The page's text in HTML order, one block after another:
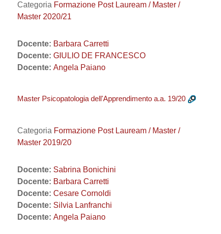
Categoria Formazione Post Lauream / Master /
Master 2020/21
Docente: Barbara Carretti
Docente: GIULIO DE FRANCESCO
Docente: Angela Paiano
Master Psicopatologia dell'Apprendimento a.a. 19/20
Categoria Formazione Post Lauream / Master /
Master 2019/20
Docente: Sabrina Bonichini
Docente: Barbara Carretti
Docente: Cesare Cornoldi
Docente: Silvia Lanfranchi
Docente: Angela Paiano